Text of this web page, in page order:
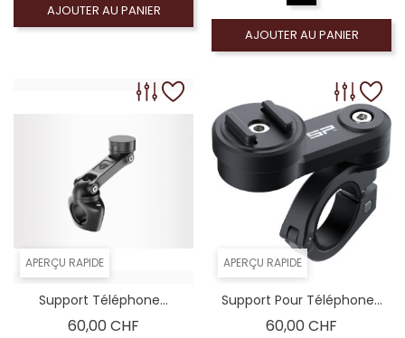
AJOUTER AU PANIER
AJOUTER AU PANIER
APERÇU RAPIDE
Support Téléphone...
60,00 CHF
APERÇU RAPIDE
Support Pour Téléphone...
60,00 CHF